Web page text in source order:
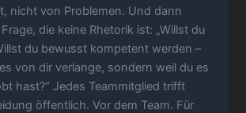
nicht von Problemen. Und dann
die keine Rhetorik ist: „Willst du
du bewusst kompetent werden –
von dir verlange, sondern weil du es
hast?“ Jedes Teammitglied trifft
öffentlich. Vor dem Team. Für